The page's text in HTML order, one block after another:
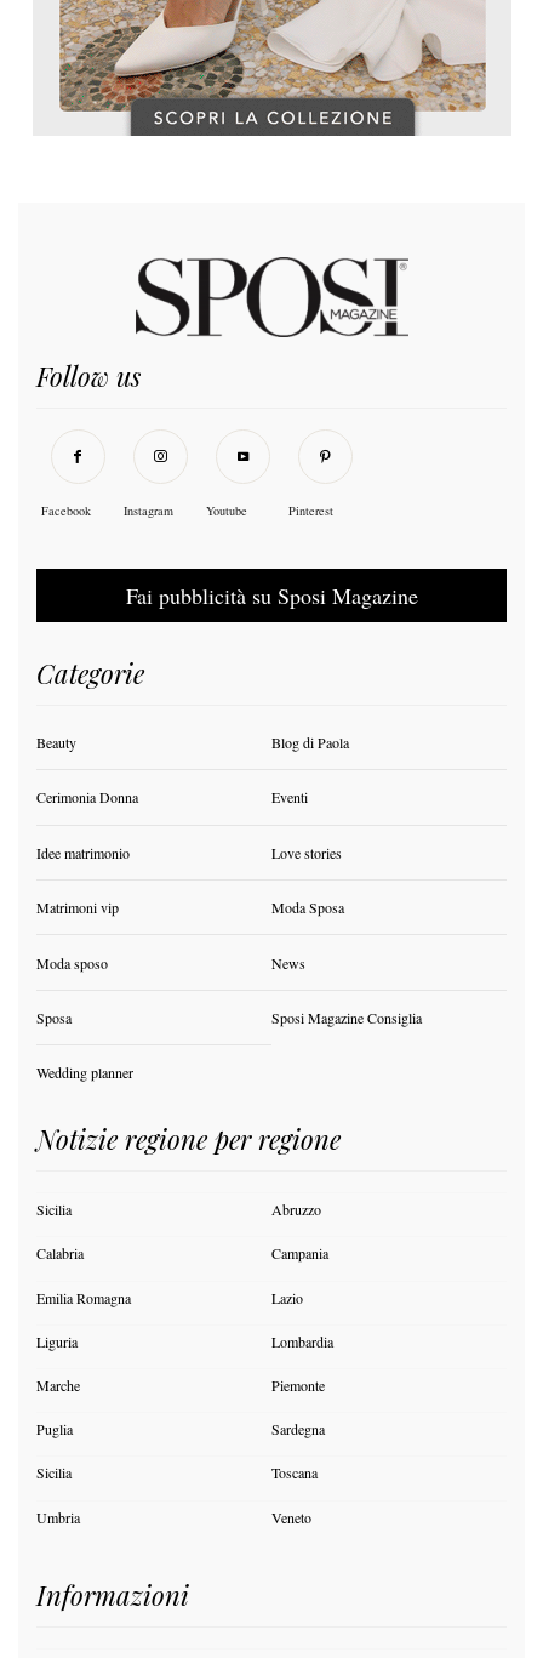
Follow us
Facebook Instagram Youtube Pinterest
Fai pubblicità su Sposi Magazine
Categorie
Beauty Blog di Paola
Cerimonia Donna Eventi
Idee matrimonio Love stories
Matrimoni vip Moda Sposa
Moda sposo News
Sposa Sposi Magazine Consiglia
Wedding planner
Notizie regione per regione
Sicilia Abruzzo
Calabria Campania
Emilia Romagna Lazio
Liguria Lombardia
Marche Piemonte
Puglia Sardegna
Sicilia Toscana
Umbria Veneto
Informazioni